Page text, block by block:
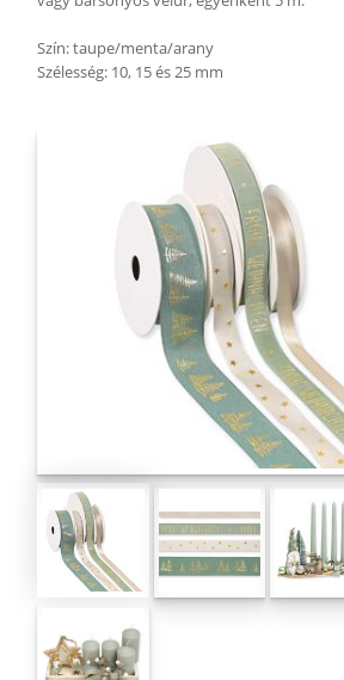
Szín: taupe/menta/arany
Szélesség: 10, 15 és 25 mm